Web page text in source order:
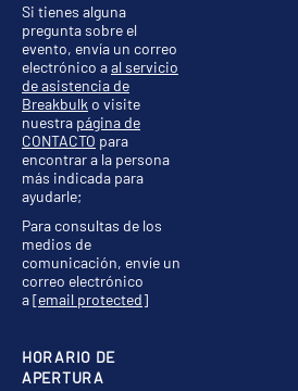
HORARIO DE
APERTURA
Si tienes alguna
pregunta sobre el
evento, envía un correo
electrónico aal servicio
de asistencia de
Breakbulk o visite
nuestra página de
CONTACTO para
encontrar a la persona
más indicada para
ayudarle;
Para consultas de los
medios de
comunicación, envíe un
correo electrónico
a[email protected]